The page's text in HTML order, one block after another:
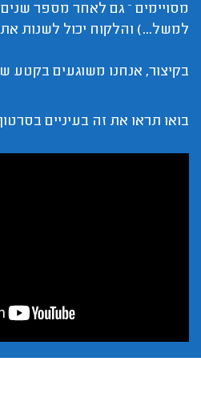
מסויימים – גם לאחר מספר
למשל...) והלקוח יכול לשנות
בקיצור, אנחנו משוגעים בקטע
בואו תראו את זה בעיניים